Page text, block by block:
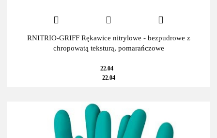
RNITRIO-GRIFF Rękawice nitrylowe - bezpudrowe z
chropowatą teksturą, pomarańczowe
22.04
22.04